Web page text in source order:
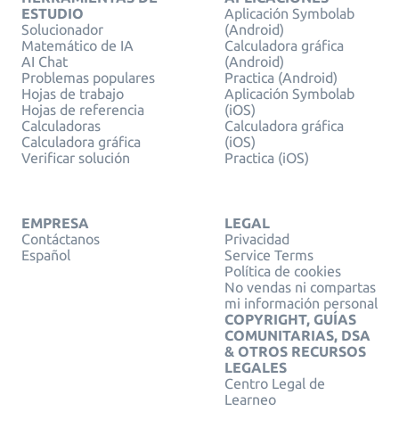
ESTUDIO
Solucionador
Matemático de IA
AI Chat
Problemas populares
Hojas de trabajo
Hojas de referencia
Calculadoras
Calculadora gráfica
Verificar solución
Aplicación Symbolab
(Android)
Calculadora gráfica
(Android)
Practica (Android)
Aplicación Symbolab
(iOS)
Calculadora gráfica
(iOS)
Practica (iOS)
EMPRESA
Contáctanos
Español
LEGAL
Privacidad
Service Terms
Política de cookies
No vendas ni compartas
mi información personal
COPYRIGHT, GUÍAS
COMUNITARIAS, DSA
& OTROS RECURSOS
LEGALES
Centro Legal de
Learneo